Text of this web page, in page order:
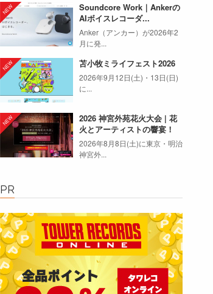
Soundcore Work｜Ankerの
AIボイスレコーダ...
Anker（アンカー）が2026年2
月に発...
苫小牧ミライフェスト2026
2026年9月12日(土)・13日(日)
に...
2026 神宮外苑花火大会 | 花
火とアーティストの響宴！
2026年8月8日(土)に東京・明治
神宮外...
PR